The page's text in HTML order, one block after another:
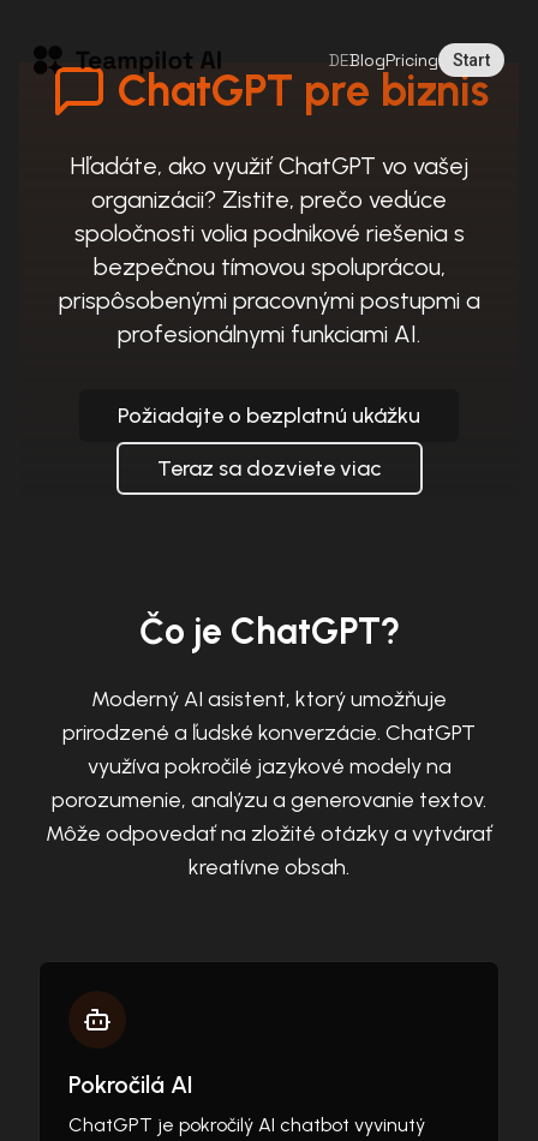
DEBlogPricing Start
ChatGPT pre biznis
Hľadáte, ako využiť ChatGPT vo vašej
organizácii? Zistite, prečo vedúce
spoločnosti volia podnikové riešenia s
bezpečnou tímovou spoluprácou,
prispôsobenými pracovnými postupmi a
profesionálnymi funkciami AI.
Požiadajte o bezplatnú ukážku
Teraz sa dozviete viac
Čo je ChatGPT?
Moderný AI asistent, ktorý umožňuje
prirodzené a ľudské konverzácie. ChatGPT
využíva pokročilé jazykové modely na
porozumenie, analýzu a generovanie textov.
Môže odpovedať na zložité otázky a vytvárať
kreatívne obsah.
Pokročilá AI
ChatGPT je pokročilý AI chatbot vyvinutý